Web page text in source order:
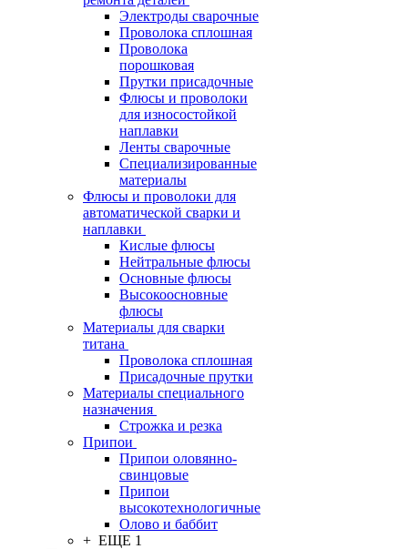
Электроды сварочные
Проволока сплошная
Проволока
порошковая
Прутки присадочные
Флюсы и проволоки
для износостойкой
наплавки
Ленты сварочные
Специализированные
материалы
Флюсы и проволоки для
автоматической сварки и
наплавки
Кислые флюсы
Нейтральные флюсы
Основные флюсы
Высокоосновные
флюсы
Материалы для сварки
титана
Проволока сплошная
Присадочные прутки
Материалы специального
назначения
Строжка и резка
Припои
Припои оловянно-
свинцовые
Припои
высокотехнологичные
Олово и баббит
+ ЕЩЕ 1